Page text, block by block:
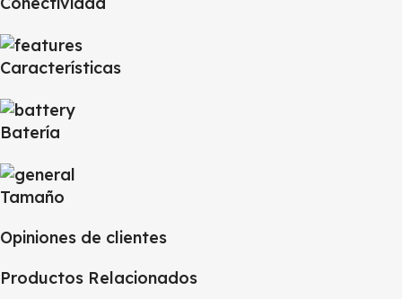
Características
Batería
Tamaño
Opiniones de clientes
Productos Relacionados